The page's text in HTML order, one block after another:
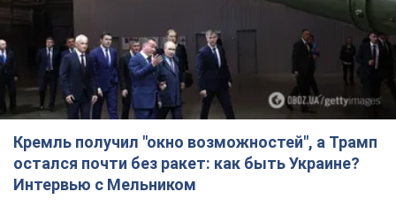
Кремль получил "окно возможностей", а Трамп
остался почти без ракет: как быть Украине?
Интервью с Мельником